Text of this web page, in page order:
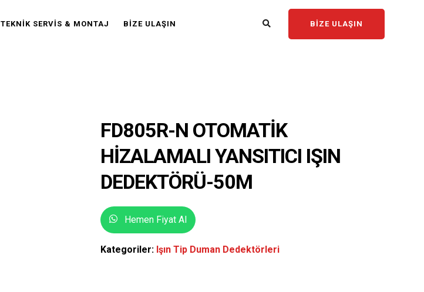
TEKNIK SERVIS & MONTAJ BIZE ULAŞIN BIZE ULAŞIN
FD805R-N OTOMATIK
HIZALAMALI YANSITICI IŞIN
DEDEKTÖRÜ-50M
Hemen Fiyat Al
Kategoriler: Işın Tip Duman Dedektörleri